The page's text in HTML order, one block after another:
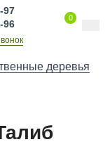
97
96
0
деревья